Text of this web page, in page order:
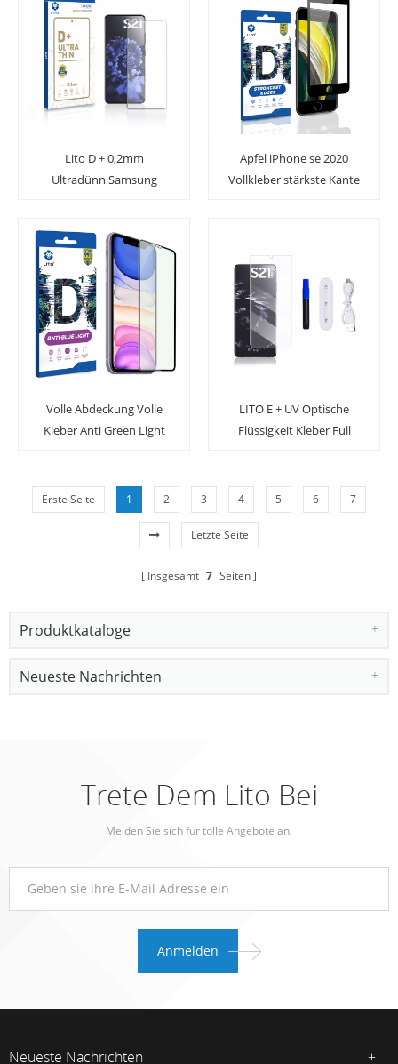
Lito D + 0,2mm
Ultradünn Samsung
Apfel iPhone se 2020
Vollkleber stärkste Kante
Volle Abdeckung Volle
Kleber Anti Green Light
iPhone
LITO E + UV Optische
Flüssigkeit Kleber Full
Samsung Note10 / 10 +
Erste Seite 1 2 3 4 5 6 7
Letzte Seite
Insgesamt 7 Seiten
Produktkataloge
Neueste Nachrichten
Trete Dem Lito Bei
Melden Sie sich für tolle Angebote an.
Neueste Nachrichten